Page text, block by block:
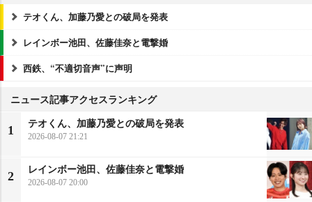
テオくん、加藤乃愛との破局を発表
レインボー池田、佐藤佳奈と電撃婚
西鉄、“不適切音声”に声明
ニュース記事アクセスランキング
1
テオくん、加藤乃愛との破局を発表
2026-08-07 21:21
2
レインボー池田、佐藤佳奈と電撃婚
2026-08-07 20:00